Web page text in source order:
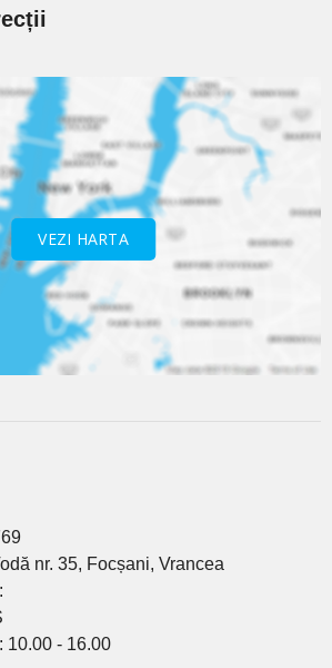
VEZI HARTA
nr. 35, Focșani, Vrancea
10.00 - 16.00